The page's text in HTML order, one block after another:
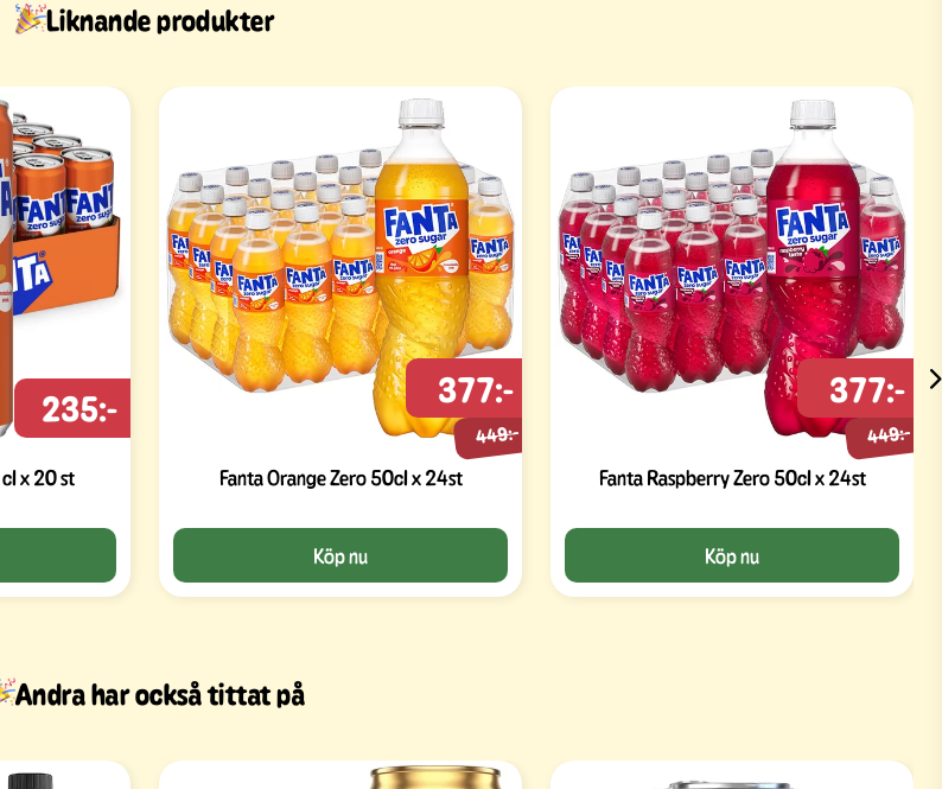
Liknande produkter
x 20 st
235:-
Fanta Orange Zero 50cl x 24st
449:-
377:-
Köp nu
Fanta Raspberry Zero 50cl x 24st
449:-
377:-
Köp nu
Andra har också tittat på